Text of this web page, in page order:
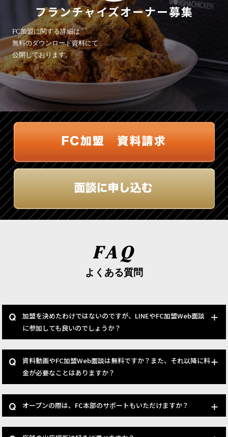
フランチャイズオーナー募集
FC加盟に関する詳細は
無料のダウンロード資料にて
公開しております。
FAQ
よくある質問
加盟を決めたわけではないのですが、LINEやFC加盟Web面談
に参加しても良いのでしょうか？
資料動画やFC加盟Web面談は無料ですか？また、それ以降に料
金が必要なことはありますか？
オープンの際は、FC本部のサポートもいただけますか？